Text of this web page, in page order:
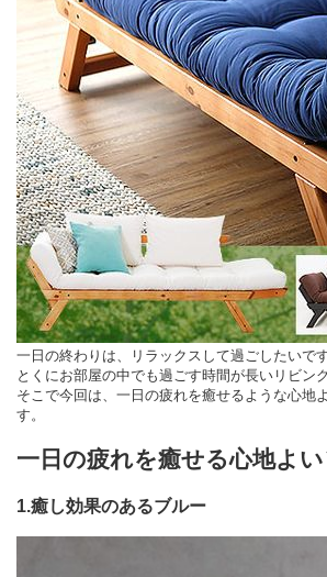
一日の終わりは、リラックスして過ごしたいです
とくにお部屋の中でも過ごす時間が長いリビン
そこで今回は、一日の疲れを癒せるような心地
す。
一日の疲れを癒せる心地よ
1.癒し効果のあるブルー